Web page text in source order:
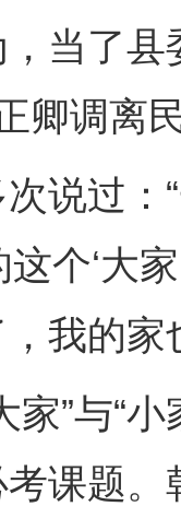
当了
卿调离
过：“
个‘大
我的家
”与“小
课题